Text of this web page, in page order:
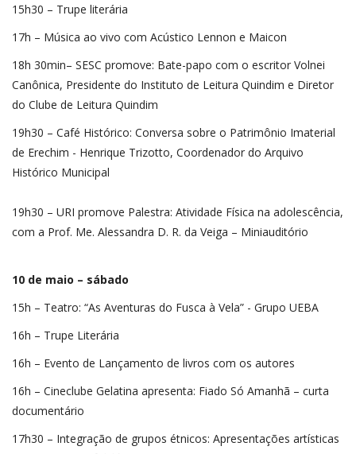
15h30 – Trupe literária
17h – Música ao vivo com Acústico Lennon e Maicon
18h 30min– SESC promove: Bate-papo com o escritor Volnei
Canônica, Presidente do Instituto de Leitura Quindim e Diretor
do Clube de Leitura Quindim
19h30 – Café Histórico: Conversa sobre o Patrimônio Imaterial
de Erechim - Henrique Trizotto, Coordenador do Arquivo
Histórico Municipal
19h30 – URI promove Palestra: Atividade Física na adolescência,
com a Prof. Me. Alessandra D. R. da Veiga – Miniauditório
10 de maio – sábado
15h – Teatro: “As Aventuras do Fusca à Vela” - Grupo UEBA
16h – Trupe Literária
16h – Evento de Lançamento de livros com os autores
16h – Cineclube Gelatina apresenta: Fiado Só Amanhã – curta
documentário
17h30 – Integração de grupos étnicos: Apresentações artísticas